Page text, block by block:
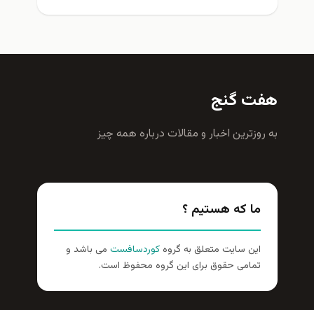
هفت گنج
به روزترين اخبار و مقالات درباره همه چيز
ما که هستیم ؟
این سایت متعلق به گروهکوردسافست می باشد و
تمامی حقوق برای این گروه محفوظ است.